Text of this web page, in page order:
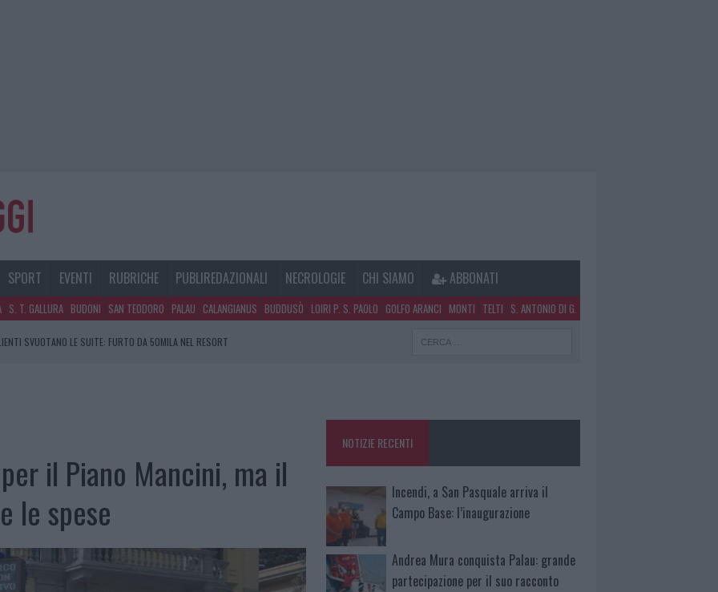
SPORT EVENTI RUBRICHE PUBLIREDAZIONALI NECROLOGIE CHI SIAMO ABBONATI
S. T. GALLURA BUDONI SAN TEODORO PALAU CALANGIANUS BUDDUSÒ LOIRI P. S. PAOLO GOLFO ARANCI MONTI TELTI S. ANTONIO DI G.
SOLE E CALDO TORNANO PROTAGONISTI
il Piano Mancini, ma il
le spese
NOTIZIE RECENTI
Incendi, a San Pasquale arriva il
Campo Base: l’inaugurazione
Andrea Mura conquista Palau: grande
partecipazione per il suo racconto